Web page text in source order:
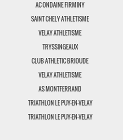
AC ONDAINE FIRMINY
SAINT CHELY ATHLETISME
VELAY ATHLETISME
TRYSSINGEAUX
CLUB ATHLETIC BRIOUDE
VELAY ATHLETISME
AS MONTFERRAND
TRIATHLON LE PUY-EN-VELAY
TRIATHLON LE PUY-EN-VELAY